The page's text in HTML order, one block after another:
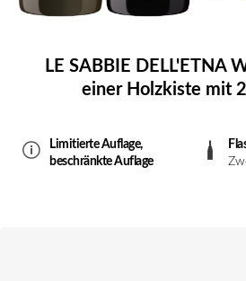
LE SABBIE DELL'ETNA
einer Holzkiste mit
Limitierte Auflage,
beschränkte Auflage